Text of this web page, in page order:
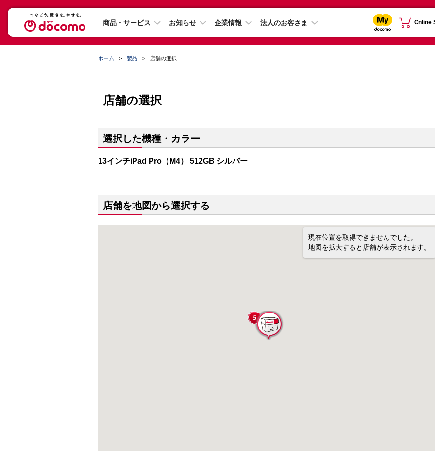
商品・サービス お知らせ 企業情報 法人のお客さま Online
ホーム 製品 店舗の選択
店舗の選択
選択した機種・カラー
13インチiPad Pro（M4） 512GB シルバー
店舗を地図から選択する
現在位置を取得できませんでした。
地図を拡大すると店舗が表示されます。